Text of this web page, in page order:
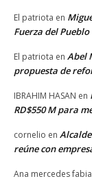
El patriota en
Fuerza del Pueblo
El patriota en Abel
propuesta de
IBRAHIM HASAN en
RD$550 M para
cornelio en
reúne con
Ana mercedes